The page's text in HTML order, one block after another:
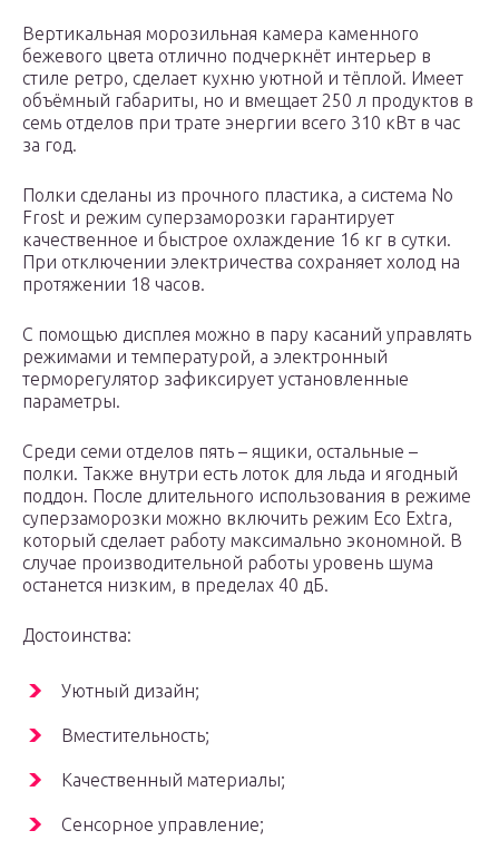
Вертикальная морозильная камера каменного
бежевого цвета отлично подчеркнёт интерьер в
стиле ретро, сделает кухню уютной и тёплой. Имеет
объёмный габариты, но и вмещает 250 л продуктов в
семь отделов при трате энергии всего 310 кВт в час
за год.
Полки сделаны из прочного пластика, а система No
Frost и режим суперзаморозки гарантирует
качественное и быстрое охлаждение 16 кг в сутки.
При отключении электричества сохраняет холод на
протяжении 18 часов.
С помощью дисплея можно в пару касаний управлять
режимами и температурой, а электронный
терморегулятор зафиксирует установленные
параметры.
Среди семи отделов пять – ящики, остальные –
полки. Также внутри есть лоток для льда и ягодный
поддон. После длительного использования в режиме
суперзаморозки можно включить режим Eco Extra,
который сделает работу максимально экономной. В
случае производительной работы уровень шума
останется низким, в пределах 40 дБ.
Достоинства:
Уютный дизайн;
Вместительность;
Качественный материалы;
Сенсорное управление;